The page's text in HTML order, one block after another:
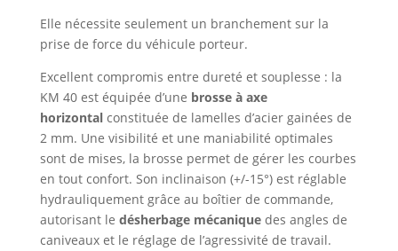
Elle nécessite seulement un branchement sur la
prise de force du véhicule porteur.
Excellent compromis entre dureté et souplesse : la
KM 40 est équipée d’une brosse à axe
horizontalconstituée de lamelles d’acier gainées de
2 mm. Une visibilité et une maniabilité optimales
sont de mises, la brosse permet de gérer les courbes
en tout confort. Son inclinaison (+/-15°) est réglable
hydrauliquement grâce au boîtier de commande,
autorisant le désherbage mécaniquedes angles de
caniveaux et le réglage de l’agressivité de travail.